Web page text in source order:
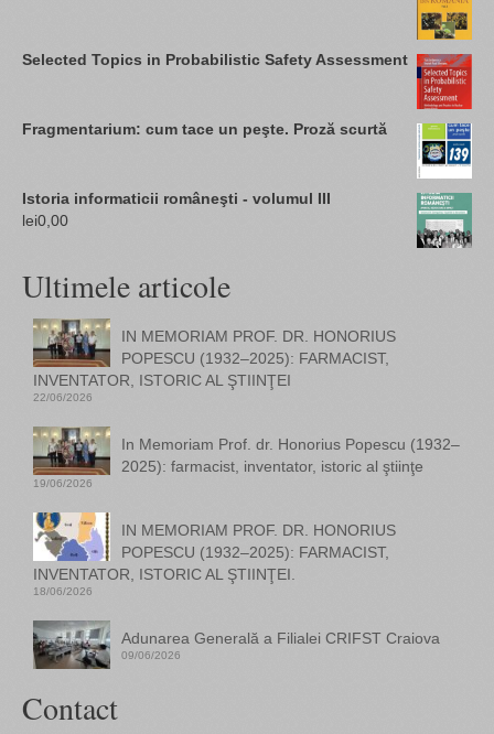
Selected Topics in Probabilistic Safety Assessment
Fragmentarium: cum tace un peşte. Proză scurtă
Istoria informaticii româneşti - volumul III
lei0,00
Ultimele articole
IN MEMORIAM PROF. DR. HONORIUS
POPESCU (1932–2025): FARMACIST,
INVENTATOR, ISTORIC AL ŞTIINŢEI
22/06/2026
In Memoriam Prof. dr. Honorius Popescu (1932–
2025): farmacist, inventator, istoric al ştiinţe
19/06/2026
IN MEMORIAM PROF. DR. HONORIUS
POPESCU (1932–2025): FARMACIST,
INVENTATOR, ISTORIC AL ŞTIINŢEI.
18/06/2026
Adunarea Generală a Filialei CRIFST Craiova
09/06/2026
Contact